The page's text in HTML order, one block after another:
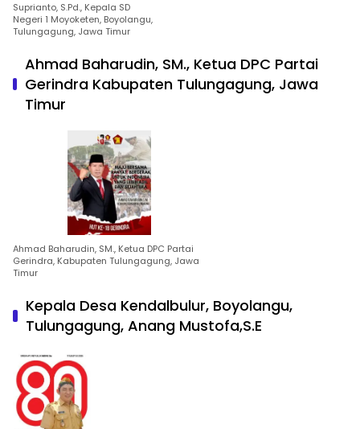
Suprianto, S.Pd., Kepala SD
Negeri 1 Moyoketen, Boyolangu,
Tulungagung, Jawa Timur
Ahmad Baharudin, SM., Ketua DPC Partai
Gerindra Kabupaten Tulungagung, Jawa
Timur
Ahmad Baharudin, SM., Ketua DPC Partai
Gerindra, Kabupaten Tulungagung, Jawa
Timur
Kepala Desa Kendalbulur, Boyolangu,
Tulungagung, Anang Mustofa,S.E